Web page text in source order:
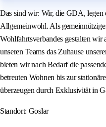
Das sind wir: Wir, die GDA, legen
Allgemeinwohl. Als
Wohlfahrtsverbandes gestalten wir
unseren Teams das Zuhause
bieten wir nach Bedarf die
betreuten Wohnen bis zur
überzeugen durch Exklusivität in
Standort: Goslar